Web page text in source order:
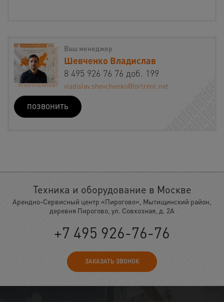
Ваш менеджер
Шевченко Владислав
8 495 926 76 76 доб. 199
vladislav.shevchenko@fortrent.net
ПОЗВОНИТЬ
Техника и оборудование в Москве
Арендно-Сервисный центр «Пирогово», Мытищинский район,
деревня Пирогово, ул. Совхозная, д. 2А
+7 495 926-76-76
ЗАКАЗАТЬ ЗВОНОК